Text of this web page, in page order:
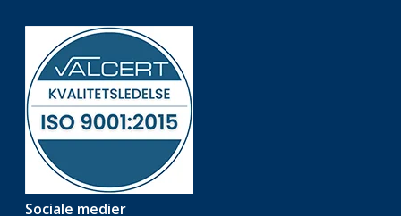
Sociale medier